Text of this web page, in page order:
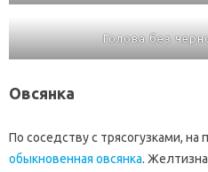
Голова без
Овсянка
По соседству с трясогузками,
обыкновенная овсянка.